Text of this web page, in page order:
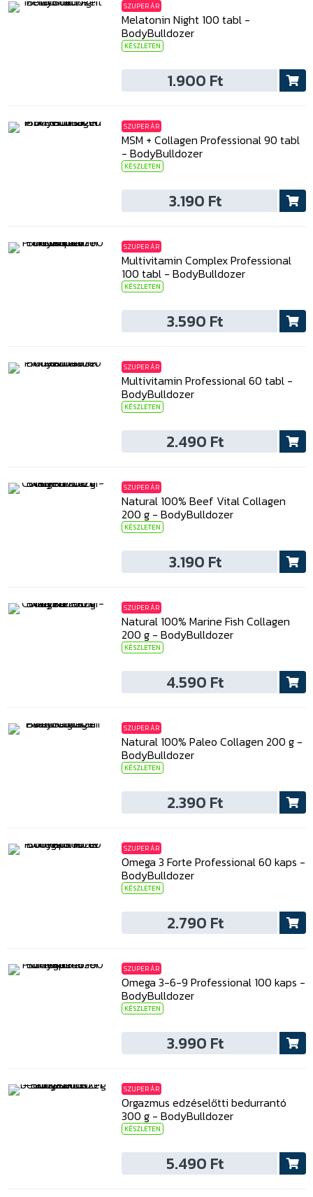
SZUPER ÁR
Melatonin Night 100 tabl -
BodyBulldozer
KÉSZLETEN
1.900 Ft
SZUPER ÁR
MSM + Collagen Professional 90 tabl
- BodyBulldozer
KÉSZLETEN
3.190 Ft
SZUPER ÁR
Multivitamin Complex Professional
100 tabl - BodyBulldozer
KÉSZLETEN
3.590 Ft
SZUPER ÁR
Multivitamin Professional 60 tabl -
BodyBulldozer
KÉSZLETEN
2.490 Ft
SZUPER ÁR
Natural 100% Beef Vital Collagen
200 g - BodyBulldozer
KÉSZLETEN
3.190 Ft
SZUPER ÁR
Natural 100% Marine Fish Collagen
200 g - BodyBulldozer
KÉSZLETEN
4.590 Ft
SZUPER ÁR
Natural 100% Paleo Collagen 200 g -
BodyBulldozer
KÉSZLETEN
2.390 Ft
SZUPER ÁR
Omega 3 Forte Professional 60 kaps -
BodyBulldozer
KÉSZLETEN
2.790 Ft
SZUPER ÁR
Omega 3-6-9 Professional 100 kaps -
BodyBulldozer
KÉSZLETEN
3.990 Ft
SZUPER ÁR
Orgazmus edzéselőtti bedurrantó
300 g - BodyBulldozer
KÉSZLETEN
5.490 Ft